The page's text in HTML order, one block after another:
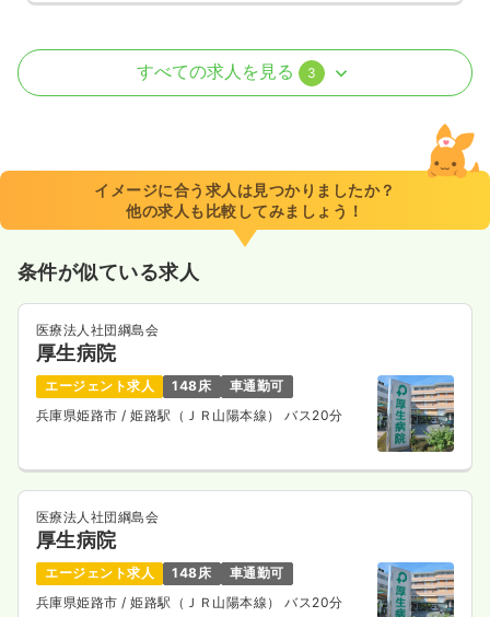
外来
8:30～17:30（休憩60分）
4週8休以上
月給25万円以上可
気になる
日勤のみ（パート）
給与 時給1,500円〜
時間 8:30～17:30（休憩60分）
2交代（常勤） 一時募集休止
すべての求人を見る 3
イメージに合う求人は見つかりましたか？
他の求人も比較してみましょう！
条件が似ている求人
医療法人社団綱島会
厚生病院
エージェント求人 148床
車通勤可
兵庫県姫路市 / 姫路駅（ＪＲ山陽本線） バス20分
医療法人社団綱島会
厚生病院
エージェント求人 148床
車通勤可
兵庫県姫路市 / 姫路駅（ＪＲ山陽本線） バス20分